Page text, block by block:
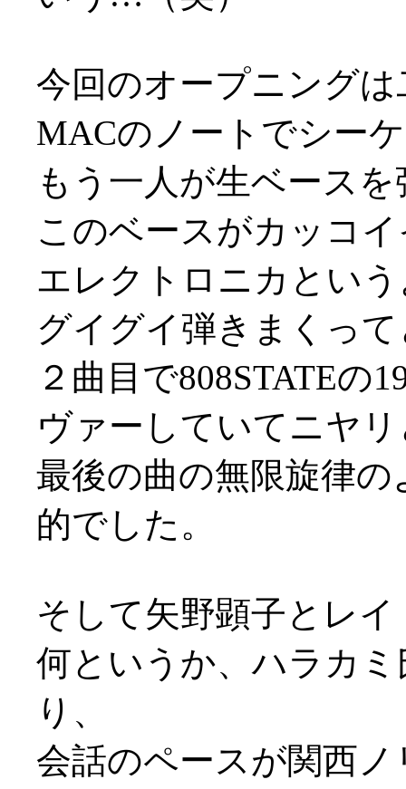
今回のオープニング
MACのノートでシー
もう一人が生ベース
このベースがカッコ
エレクトロニカとい
グイグイ弾きまくっ
２曲目で808STATEの
ヴァーしていてニヤ
最後の曲の無限旋律
的でした。
そして矢野顕子とレ
何というか、ハラカ
り、
会話のペースが関西ノ